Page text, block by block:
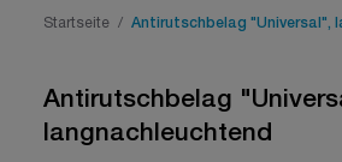
Startseite / Antirutschbelag "Universal",
Antirutschbelag
langnachleuchtend